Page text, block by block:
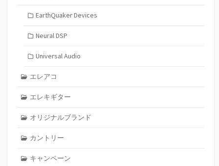
EarthQuaker Devices
Neural DSP
Universal Audio
エレアコ
エレキギター
オリジナルブランド
カントリー
キャンペーン